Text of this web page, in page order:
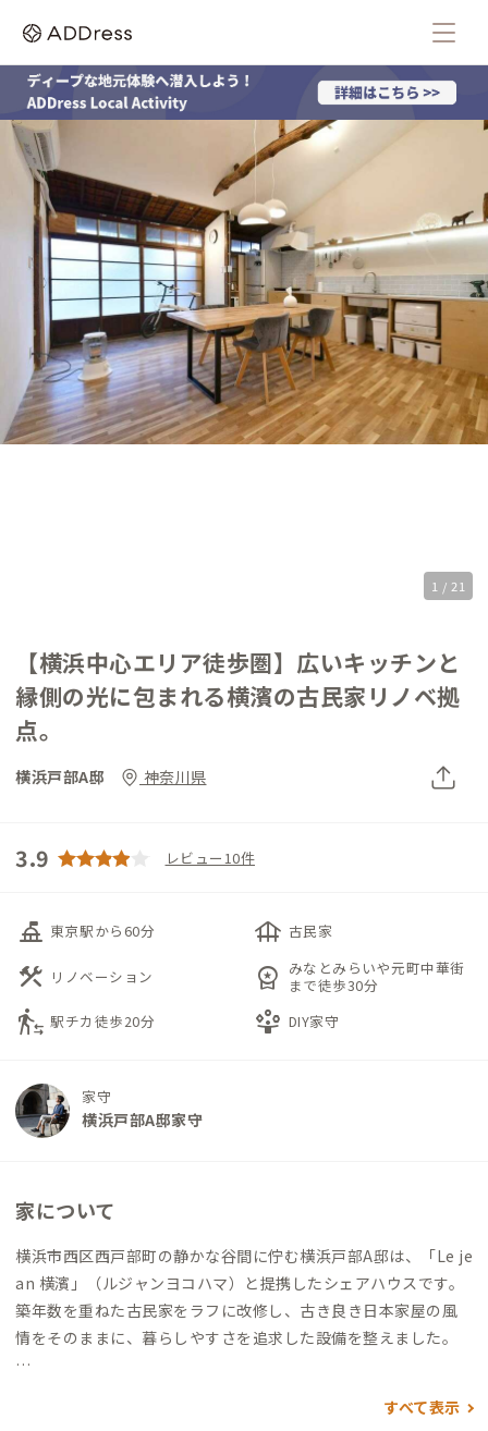
1 / 21
【横浜中心エリア徒歩圏】広いキッチンと
縁側の光に包まれる横濱の古民家リノベ拠
点。
横浜戸部A邸 神奈川県
3.9 レビュー10件
things_to_do 東京駅から60分 foundation 古民家
construction リノベーション workspace_premium みなとみらいや元町中華街
まで徒歩30分
transfer_within_a_station 駅チカ徒歩20分 person_play DIY家守
家守
横浜戸部A邸家守
家について
横浜市西区西戸部町の静かな谷間に佇む横浜戸部A邸は、「Le je
an 横濱」（ルジャンヨコハマ）と提携したシェアハウスです。
築年数を重ねた古民家をラフに改修し、古き良き日本家屋の風
情をそのままに、暮らしやすさを追求した設備を整えました。
その一方で、電子錠や人感センサーライト、食洗機＆衣類乾燥機
すべて表示